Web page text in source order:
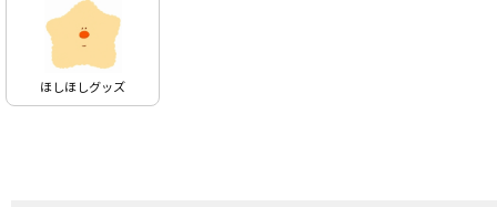
ほしほしグッズ